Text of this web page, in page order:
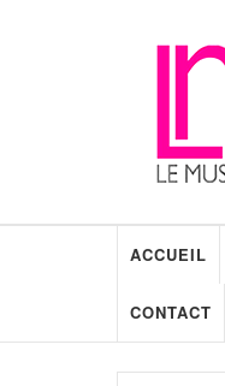
ACCUEIL
CONTACT